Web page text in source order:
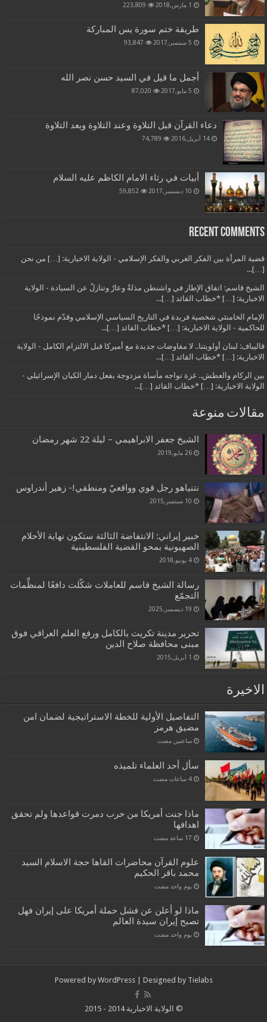
1 مارس,2018 223,809
طريقة ختم سورة يس المباركة
5 سبتمبر,2017 93,847
أجمل ما قيل في السيد حسن نصر الله
5 مايو,2017 87,020
دعاء القرآن قبل التلاوة وعند التلاوة وبعد التلاوة
14 أبريل,2016 74,789
أبيات في رثاء الامام الكاظم عليه السلام
10 ديسمبر,2017 59,852
Recent Comments
قضية المرأة بين الفكر الغربي والفكر الإسلامي - الولاية الاخبارية: […] من نحن
[…]...
الشيخ قاسم: اتفاق الإطار في واشنطن مذلةٌ وعارٌ وتنازلٌ عن السيادة - الولاية
الاخبارية: […] *خطاب القائد […]...
الإمام الخامنئي شخصية فريدة في التاريخ السياسي الإسلامي وقدّم نموذجًا
للحاكمية - الولاية الاخبارية: […] *خطاب القائد […]...
قاليباف: لبنان أولويتنا.. لا مفاوضات جديدة مع أميركا قبل الالتزام الكامل - الولاية
الاخبارية: […] *خطاب القائد […]...
بين الركام والعطش.. غزة تواجه مأساة مزدوجة بفعل دمار الكيان الإسرائيلي -
الولاية الاخبارية: […] *خطاب القائد […]...
مقالات منوعة
الشيخ جعفر الابراهيمي – ليلة 22 شهر رمضان
26 مايو,2019
نتنياهو رجل قوي وواقعيّ ومنطقي!- زهير أندراوس
10 سبتمبر,2015
خبیر إیراني: الانتفاضة الثالثة ستكون نهاية الأحلام
الصهيونية بمحو القضية الفلسطينية
4 يونيو,2018
رسالة الشيخ قاسم للعاملات شكّلت دافعًا لمنظِّمات
التجمّع
19 ديسمبر,2025
تحرير مدينة تكريت بالكامل ورفع العلم العراقي فوق
مبنى محافظة صلاح الدين
1 أبريل,2015
الاخيرة
التفاصيل الأولية للخطة الاستراتيجية لضمان امن
مضيق هرمز
‏ساعتين مضت
سأل أحد العلماء تلميذه
‏4 ساعات مضت
ماذا جنت أمريكا من حرب دمرت قواعدها ولم تحقق
اهدافها
علوم القرآن محاضرات القاها حجة الاسلام السيد
محمد باقر الحكيم
‏يوم واحد مضت
ماذا لو أعلن عن فشل حملة أمريكا على إيران فهل
تصبح إيران سيدة العالم
‏يوم واحد مضت
Powered by WordPress| Designed by Tielabs
© الولاية الاخبارية 2014 - 2015